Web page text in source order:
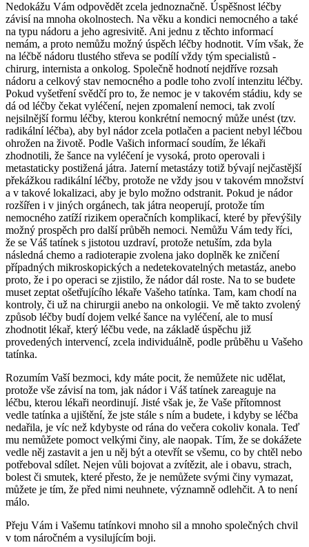
Nedokážu Vám odpovědět zcela jednoznačně. Úspěšnost léčby
závisí na mnoha okolnostech. Na věku a kondici nemocného a také
na typu nádoru a jeho agresivitě. Ani jednu z těchto informací
nemám, a proto nemůžu možný úspěch léčby hodnotit. Vím však, že
na léčbě nádoru tlustého střeva se podílí vždy tým specialistů -
chirurg, internista a onkolog. Společně hodnotí nejdříve rozsah
nádoru a celkový stav nemocného a podle toho zvolí intenzitu léčby.
Pokud vyšetření svědčí pro to, že nemoc je v takovém stádiu, kdy se
dá od léčby čekat vyléčení, nejen zpomalení nemoci, tak zvolí
nejsilnější formu léčby, kterou konkrétní nemocný může unést (tzv.
radikální léčba), aby byl nádor zcela potlačen a pacient nebyl léčbou
ohrožen na životě. Podle Vašich informací soudím, že lékaři
zhodnotili, že šance na vyléčení je vysoká, proto operovali i
metastaticky postižená játra. Jaterní metastázy totiž bývají nejčastější
překážkou radikální léčby, protože ne vždy jsou v takovém množství
a v takové lokalizaci, aby je bylo možno odstranit. Pokud je nádor
rozšířen i v jiných orgánech, tak játra neoperují, protože tím
nemocného zatíží rizikem operačních komplikací, které by převýšily
možný prospěch pro další průběh nemoci. Nemůžu Vám tedy říci,
že se Váš tatínek s jistotou uzdraví, protože netuším, zda byla
následná chemo a radioterapie zvolena jako doplněk ke zničení
případných mikroskopických a nedetekovatelných metastáz, anebo
proto, že i po operaci se zjistilo, že nádor dál roste. Na to se budete
muset zeptat ošetřujícího lékaře Vašeho tatínka. Tam, kam chodí na
kontroly, či už na chirurgii anebo na onkologii. Ve mě takto zvolený
způsob léčby budí dojem velké šance na vyléčení, ale to musí
zhodnotit lékař, který léčbu vede, na základě úspěchu již
provedených intervencí, zcela individuálně, podle průběhu u Vašeho
tatínka.
Rozumím Vaší bezmoci, kdy máte pocit, že nemůžete nic udělat,
protože vše závisí na tom, jak nádor i Váš tatínek zareaguje na
léčbu, kterou lékaři neordinují. Jisté však je, že Vaše přítomnost
vedle tatínka a ujištění, že jste stále s ním a budete, i kdyby se léčba
nedařila, je víc než kdybyste od rána do večera cokoliv konala. Teď
mu nemůžete pomoct velkými činy, ale naopak. Tím, že se dokážete
vedle něj zastavit a jen u něj být a otevřít se všemu, co by chtěl nebo
potřeboval sdílet. Nejen vůli bojovat a zvítězit, ale i obavu, strach,
bolest či smutek, které přesto, že je nemůžete svými činy vymazat,
můžete je tím, že před nimi neuhnete, významně odlehčit. A to není
málo.
Přeju Vám i Vašemu tatínkovi mnoho sil a mnoho společných chvil
v tom náročném a vysilujícím boji.